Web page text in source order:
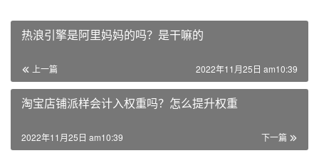
热浪引擎是阿里妈妈的吗？是干嘛的
上一篇 2022年11月25日 am10:39
淘宝店铺派样会计入权重吗？怎么提升权重
下一篇
2022年11月25日 am10:39